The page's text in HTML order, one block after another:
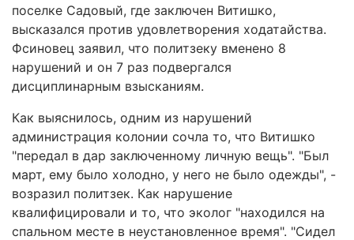
поселке Садовый, где заключен Витишко,
высказался против удовлетворения ходатайства.
Фсиновец заявил, что политзеку вменено 8
нарушений и он 7 раз подвергался
дисциплинарным взысканиям.
Как выяснилось, одним из нарушений
администрация колонии сочла то, что Витишко
"передал в дар заключенному личную вещь". "Был
март, ему было холодно, у него не было одежды", -
возразил политзек. Как нарушение
квалифицировали и то, что эколог "находился на
спальном месте в неустановленное время". "Сидел